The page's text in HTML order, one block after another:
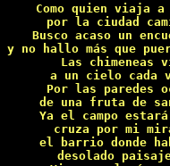
Como quien viaja a
por la ciudad
Busco acaso un
y no hallo más que
Las chimeneas
a un cielo cada
Por las paredes
de una fruta de
Ya el campo
cruza por mi
el barrio donde
desolado